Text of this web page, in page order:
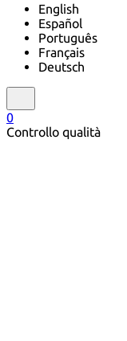
English
Español
Português
Français
Deutsch
0
Controllo qualità